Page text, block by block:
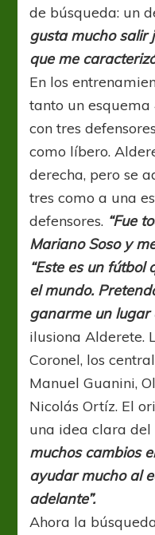
de búsqueda: un
gusta mucho salir
que me
En los
tanto un
con tres
como líbero.
derecha, pero se
tres como a una
defensores. “Fue
Mariano Soso y
“Este es un fútbol
el mundo.
ganarme un lugar
ilusiona Alderete.
Coronel, los
Manuel Guanini,
Nicolás Ortíz. El
una idea clara del
muchos cambios
ayudar mucho al
adelante”.
Ahora la